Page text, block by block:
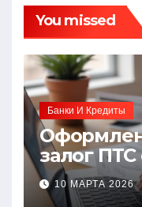
You missed
Банки И Кредиты
залог ПТС
без
10 МАРТА 2026